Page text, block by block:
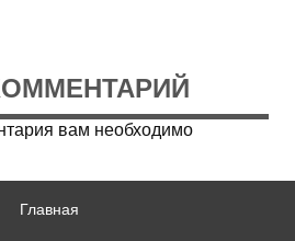
вам необходимо
Главная